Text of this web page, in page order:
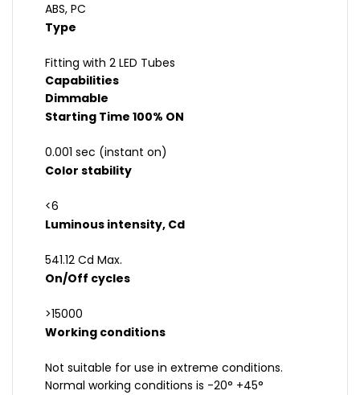
ABS, PC
Type
Fitting with 2 LED Tubes
Capabilities
Dimmable
Starting Time 100% ON
0.001 sec (instant on)
Color stability
<6
Luminous intensity, Cd
541.12 Cd Max.
On/Off cycles
>15000
Working conditions
Not suitable for use in extreme conditions.
Normal working conditions is -20° +45°